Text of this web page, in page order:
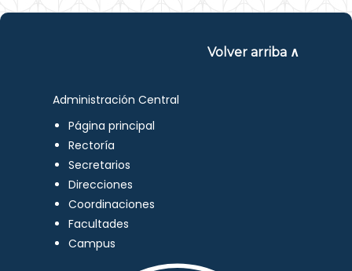
Volver arriba ∧
Administración Central
Página principal
Rectoría
Secretarios
Direcciones
Coordinaciones
Facultades
Campus